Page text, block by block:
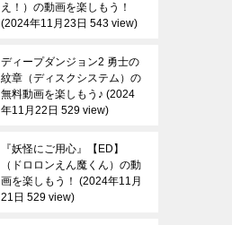
え！）の動画を楽しもう！
2024年11月23日 543 view
ディープダンジョン2 勇士の
紋章（ディスクシステム）の
無料動画を楽しもう♪ 2024
年11月22日 529 view
『妖怪にご用心』【ED】
（ドロロンえん魔くん）の動
画を楽しもう！
2024年11月
21日 529 view